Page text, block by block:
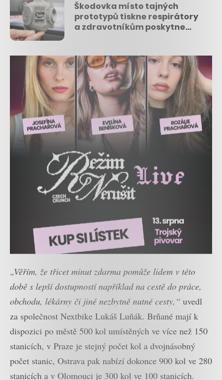
Škodovka místo tajných
prototypů tiskne respirátory
a zdravotníkům poskytne
„Věřím, že třicet minut zdarma pomůže lidem v této
době s lepší dostupností například na cestě do práce,
obchodu, lékárny či jiné nezbytně nutné cesty,“ uvedl
za společnost Nextbike Lukáš Luňák. Brňané mají k
dispozici po městě 500 kol umístěných ve více než 150
stanicích, v Praze je stejný počet kol a dvojnásobný
počet stanic, Ostrava pak nabízí dokonce 900 kol ve 280
stanicích a v Olomouci je 300 kol ve 100 stanicích.